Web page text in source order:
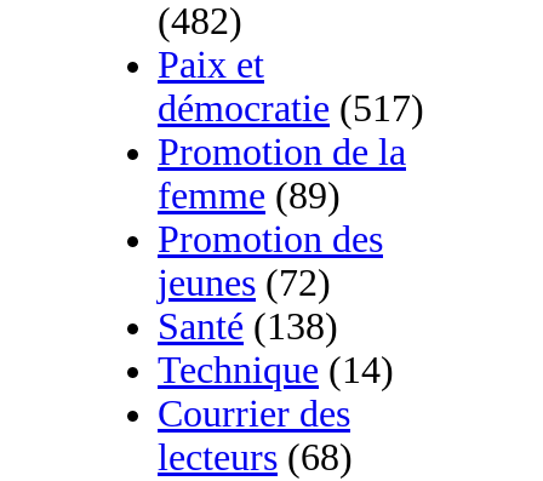
(482)
Paix et
démocratie (517)
Promotion de la
femme (89)
Promotion des
jeunes (72)
Santé (138)
Technique (14)
Courrier des
lecteurs (68)